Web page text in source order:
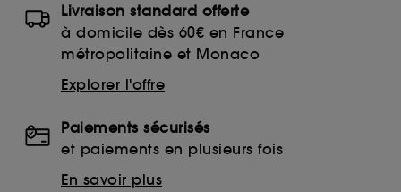
Livraison standard offerte
à domicile dès 60€ en France
métropolitaine et Monaco
Explorer l'offre
Paiements sécurisés
et paiements en plusieurs fois
En savoir plus